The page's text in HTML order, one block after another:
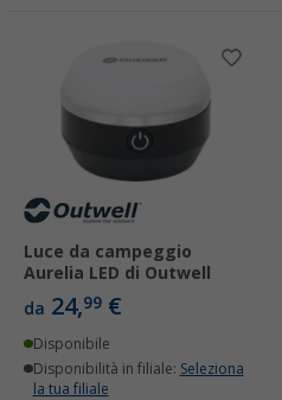
Luce da campeggio
Aurelia LED di Outwell
da 24,99 €
Disponibile
Disponibilità in filiale: Seleziona
la tua filiale